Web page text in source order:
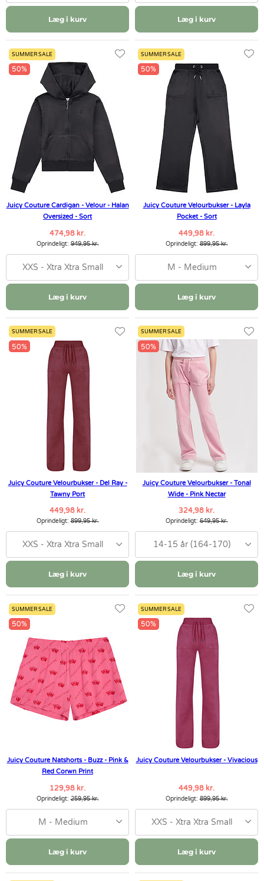
Læg i kurv Læg i kurv
SUMMER SALE
50%
Juicy Couture Cardigan - Velour - Halan
Oversized - Sort
474,98 kr.
Oprindeligt:949,95 kr.
XXS - Xtra Xtra Small
Læg i kurv
SUMMER SALE
50%
Juicy Couture Velourbukser - Layla
Pocket - Sort
449,98 kr.
Oprindeligt:899,95 kr.
M - Medium
Læg i kurv
SUMMER SALE
50%
Juicy Couture Velourbukser - Del Ray -
Tawny Port
449,98 kr.
Oprindeligt:899,95 kr.
XXS - Xtra Xtra Small
Læg i kurv
SUMMER SALE
50%
Juicy Couture Velourbukser - Tonal
Wide - Pink Nectar
324,98 kr.
Oprindeligt:649,95 kr.
14-15 år (164-170)
Læg i kurv
SUMMER SALE
50%
Juicy Couture Natshorts - Buzz - Pink &
Red Corwn Print
129,98 kr.
Oprindeligt:259,95 kr.
M - Medium
Læg i kurv
SUMMER SALE
50%
Juicy Couture Velourbukser - Vivacious
449,98 kr.
Oprindeligt:899,95 kr.
XXS - Xtra Xtra Small
Læg i kurv